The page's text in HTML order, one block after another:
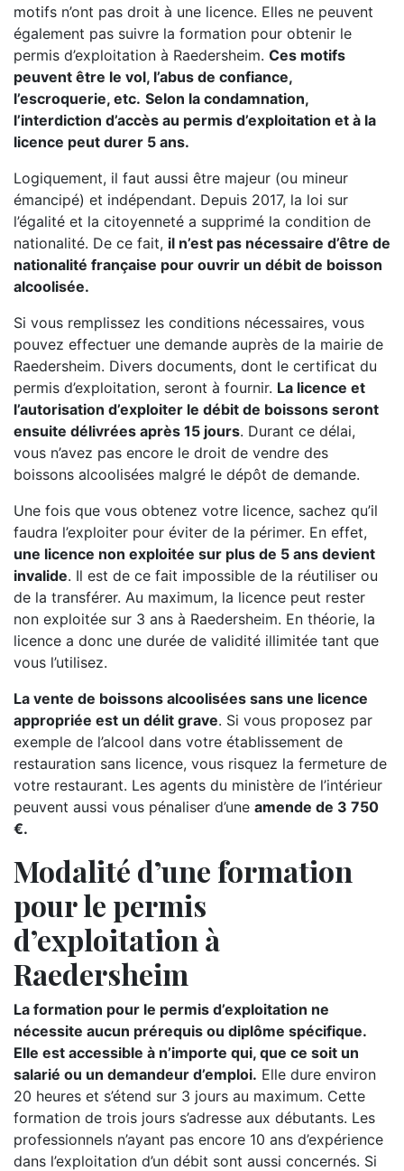
motifs n’ont pas droit à une licence. Elles ne peuvent
également pas suivre la formation pour obtenir le
permis d’exploitation à Raedersheim. Ces motifs
peuvent être le vol, l’abus de confiance,
l’escroquerie, etc. Selon la condamnation,
l’interdiction d’accès au permis d’exploitation et à la
licence peut durer 5 ans.
Logiquement, il faut aussi être majeur (ou mineur
émancipé) et indépendant. Depuis 2017, la loi sur
l’égalité et la citoyenneté a supprimé la condition de
nationalité. De ce fait, il n’est pas nécessaire d’être de
nationalité française pour ouvrir un débit de boisson
alcoolisée.
Si vous remplissez les conditions nécessaires, vous
pouvez effectuer une demande auprès de la mairie de
Raedersheim. Divers documents, dont le certificat du
permis d’exploitation, seront à fournir. La licence et
l’autorisation d’exploiter le débit de boissons seront
ensuite délivrées après 15 jours. Durant ce délai,
vous n’avez pas encore le droit de vendre des
boissons alcoolisées malgré le dépôt de demande.
Une fois que vous obtenez votre licence, sachez qu’il
faudra l’exploiter pour éviter de la périmer. En effet,
une licence non exploitée sur plus de 5 ans devient
invalide. Il est de ce fait impossible de la réutiliser ou
de la transférer. Au maximum, la licence peut rester
non exploitée sur 3 ans à Raedersheim. En théorie, la
licence a donc une durée de validité illimitée tant que
vous l’utilisez.
La vente de boissons alcoolisées sans une licence
appropriée est un délit grave. Si vous proposez par
exemple de l’alcool dans votre établissement de
restauration sans licence, vous risquez la fermeture de
votre restaurant. Les agents du ministère de l’intérieur
peuvent aussi vous pénaliser d’une amende de 3 750
€.
Modalité d’une formation
pour le permis
d’exploitation à
Raedersheim
La formation pour le permis d’exploitation ne
nécessite aucun prérequis ou diplôme spécifique.
Elle est accessible à n’importe qui, que ce soit un
salarié ou un demandeur d’emploi. Elle dure environ
20 heures et s’étend sur 3 jours au maximum. Cette
formation de trois jours s’adresse aux débutants. Les
professionnels n’ayant pas encore 10 ans d’expérience
dans l’exploitation d’un débit sont aussi concernés. Si